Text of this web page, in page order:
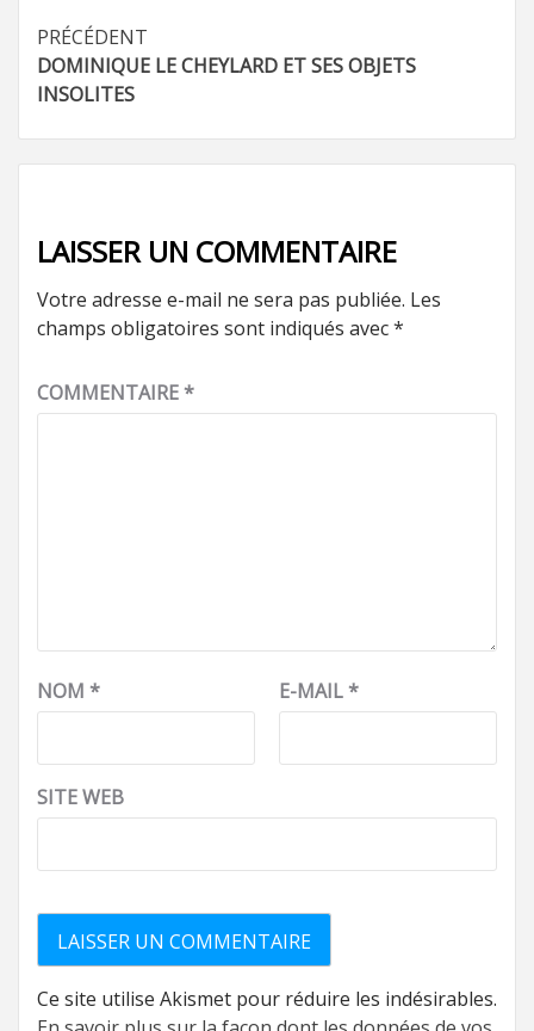
Navigation
d’article
PRÉCÉDENT
DOMINIQUE LE CHEYLARD ET SES OBJETS
INSOLITES
LAISSER UN COMMENTAIRE
Votre adresse e-mail ne sera pas publiée. Les
champs obligatoires sont indiqués avec*
COMMENTAIRE*
NOM * E-MAIL*
SITE WEB
Ce site utilise Akismet pour réduire les indésirables.